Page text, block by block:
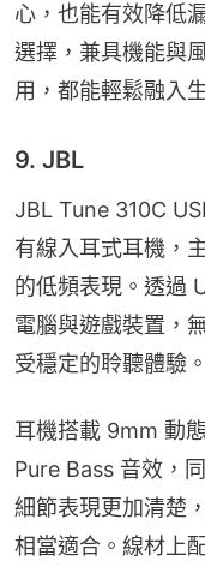
心，也能有效降低
選擇，兼具機能與
用，都能輕鬆融入
9. JBL
JBL Tune 310C
有線入耳式耳機，
的低頻表現。透過
電腦與遊戲裝置，
受穩定的聆聽體驗。
耳機搭載 9mm 動
Pure Bass 音效，
細節表現更加清楚
相當適合。線材上